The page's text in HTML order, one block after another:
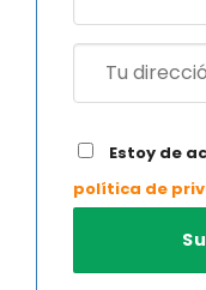
Estoy de
política de